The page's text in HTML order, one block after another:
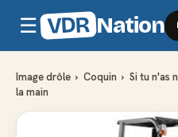
☰ VDR Nation
Image drôle › Coquin › Si tu n'as
la main